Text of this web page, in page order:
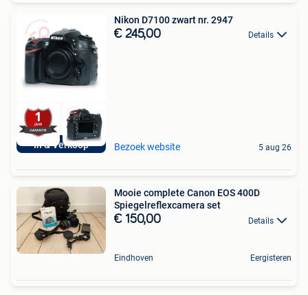
In & Verkoop
Nikon D7100 zwart nr. 2947
€ 245,00 Details
Bezoek website 5 aug 26
Mooie complete Canon EOS 400D
Spiegelreflexcamera set
€ 150,00 Details
Eindhoven Eergisteren